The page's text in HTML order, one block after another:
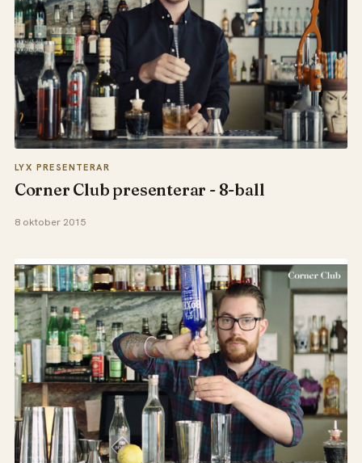
LYX PRESENTERAR
Corner Club presenterar - 8-ball
8 oktober 2015